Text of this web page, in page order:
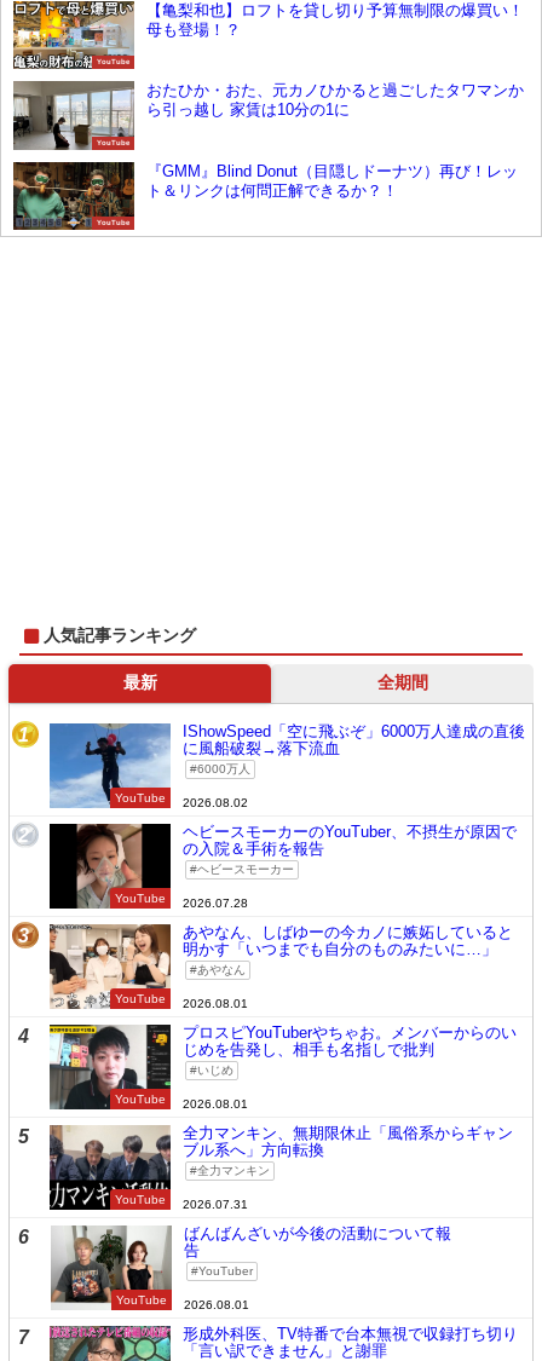
YouTube
【亀梨和也】ロフトを貸し切り予算無制限の爆買い！
母も登場！？
YouTube
おたひか・おた、元カノひかると過ごしたタワマンか
ら引っ越し 家賃は10分の1に
YouTube
『GMM』Blind Donut（目隠しドーナツ）再び！レッ
ト＆リンクは何問正解できるか？！
人気記事ランキング
最新 全期間
1
YouTube
IShowSpeed「空に飛ぶぞ」6000万人達成の直後
に風船破裂→落下流血
6000万人
2026.08.02
2
YouTube
ヘビースモーカーのYouTuber、不摂生が原因で
の入院＆手術を報告
ヘビースモーカー
2026.07.28
3
YouTube
あやなん、しばゆーの今カノに嫉妬していると
明かす「いつまでも自分のものみたいに…」
あやなん
2026.08.01
4
YouTube
プロスピYouTuberやちゃお。メンバーからのい
じめを告発し、相手も名指しで批判
いじめ
2026.08.01
5
YouTube
全力マンキン、無期限休止「風俗系からギャン
ブル系へ」方向転換
全力マンキン
2026.07.31
6
YouTube
ばんばんざいが今後の活動について報
告
YouTuber
2026.08.01
7
形成外科医、TV特番で台本無視で収録打ち切り
「言い訳できません」と謝罪